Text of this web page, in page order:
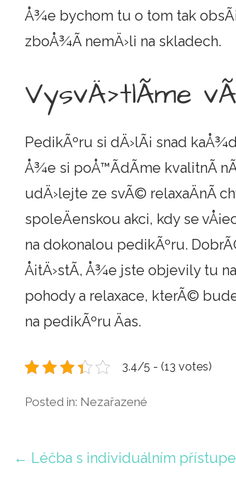
Å¾e bychom tu o tom tak
zboÅ¾Ã­ nemÄ›li na skladech.
VysvÄ›tlÃ­me
PedikÃºru si dÄ›lÃ¡ snad
Å¾e si poÅ™Ã­dÃ­me kvalitnÃ­
udÄ›lejte ze svÃ© relaxaÄnÃ­
spoleÄenskou akci, kdy se
na dokonalou pedikÃºru.
Å¡tÄ›stÃ­, Å¾e jste objevily tu
pohody a relaxace, kterÃ©
na pedikÃºru Äas.
3.4/5 - (13 votes)
Posted in: Nezařazené
Navigace
← Léčba s individuálním